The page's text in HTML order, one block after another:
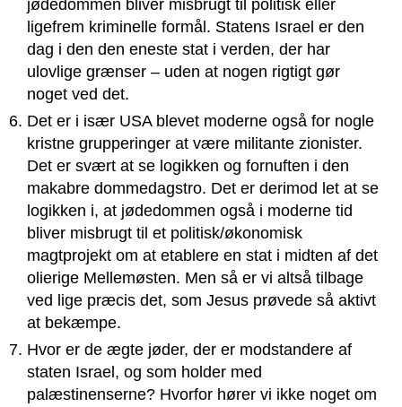
jødedommen bliver misbrugt til politisk eller
ligefrem kriminelle formål. Statens Israel er den
dag i den den eneste stat i verden, der har
ulovlige grænser – uden at nogen rigtigt gør
noget ved det.
Det er i især USA blevet moderne også for nogle
kristne grupperinger at være militante zionister.
Det er svært at se logikken og fornuften i den
makabre dommedagstro. Det er derimod let at se
logikken i, at jødedommen også i moderne tid
bliver misbrugt til et politisk/økonomisk
magtprojekt om at etablere en stat i midten af det
olierige Mellemøsten. Men så er vi altså tilbage
ved lige præcis det, som Jesus prøvede så aktivt
at bekæmpe.
Hvor er de ægte jøder, der er modstandere af
staten Israel, og som holder med
palæstinenserne? Hvorfor hører vi ikke noget om